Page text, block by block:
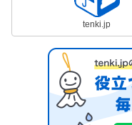
tenki.jp